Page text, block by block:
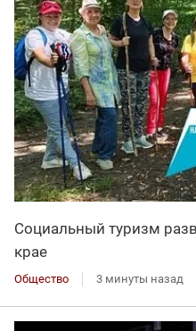
Социальный туризм
крае
Общество 3 минуты назад